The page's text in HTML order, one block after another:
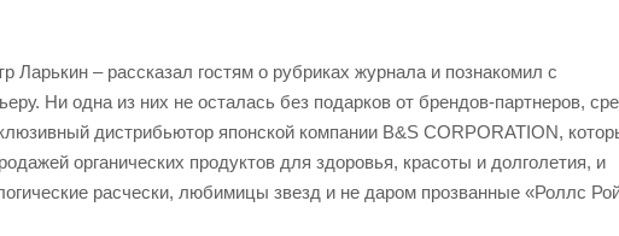
– рассказал гостям о рубриках журнала и познакомил с
Ни одна из них не осталась без подарков от брендов-партнеров,
дистрибьютор японской компании B&S CORPORATION,
органических продуктов для здоровья, красоты и долголетия, и
расчески, любимицы звезд и не даром прозванные «Роллс